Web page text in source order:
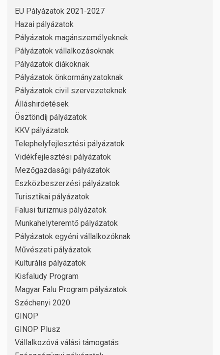
EU Pályázatok 2021-2027
Hazai pályázatok
Pályázatok magánszemélyeknek
Pályázatok vállalkozásoknak
Pályázatok diákoknak
Pályázatok önkormányzatoknak
Pályázatok civil szervezeteknek
Álláshirdetések
Ösztöndíj pályázatok
KKV pályázatok
Telephelyfejlesztési pályázatok
Vidékfejlesztési pályázatok
Mezőgazdasági pályázatok
Eszközbeszerzési pályázatok
Turisztikai pályázatok
Falusi turizmus pályázatok
Munkahelyteremtő pályázatok
Pályázatok egyéni vállalkozóknak
Művészeti pályázatok
Kulturális pályázatok
Kisfaludy Program
Magyar Falu Program pályázatok
Széchenyi 2020
GINOP
GINOP Plusz
Vállalkozóvá válási támogatás